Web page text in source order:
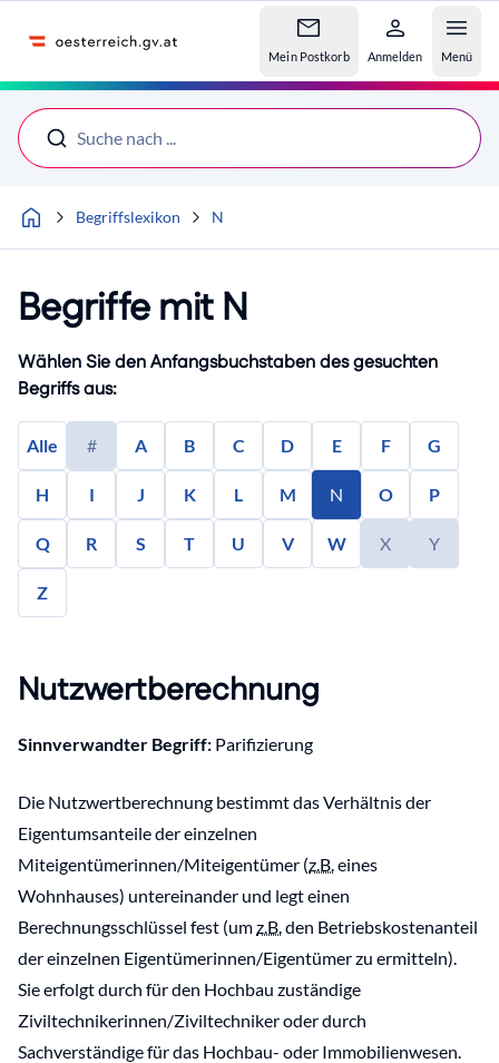
Mein Postkorb Anmelden Menü
Suche nach ...
Begriffslexikon N
Begriffe mit N
Wählen Sie den Anfangsbuchstaben des gesuchten
Begriffs aus:
Alle # A B C D E F G
H I J K L M N O P
Q R S T U V W X Y
Z
Nutzwertberechnung
Sinnverwandter Begriff: Parifizierung
Die Nutzwertberechnung bestimmt das Verhältnis der
Eigentumsanteile der einzelnen
Miteigentümerinnen/Miteigentümer (z.B.eines
Wohnhauses) untereinander und legt einen
Berechnungsschlüssel fest (umz.B.den Betriebskostenanteil
der einzelnen Eigentümerinnen/Eigentümer zu ermitteln).
Sie erfolgt durch für den Hochbau zuständige
Ziviltechnikerinnen/Ziviltechniker oder durch
Sachverständige für das Hochbau- oder Immobilienwesen.